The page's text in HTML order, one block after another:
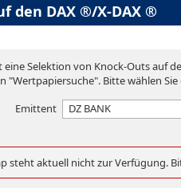
den DAX ®/X-DAX ®
eine Selektion von Knock-Outs auf
"Wertpapiersuche". Bitte wählen
Emittent
DZ BANK
steht aktuell nicht zur Verfügung.